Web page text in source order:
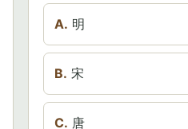
A. 明
B. 宋
C. 唐